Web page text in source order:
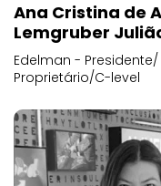
Ana Cristina de
Lemgruber
Edelman - Presidente/
Proprietário/C-level